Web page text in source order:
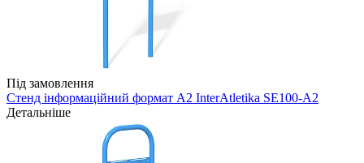
Під замовлення
Стенд інформаційний формат A2 InterAtletika SE100-A2
Детальніше